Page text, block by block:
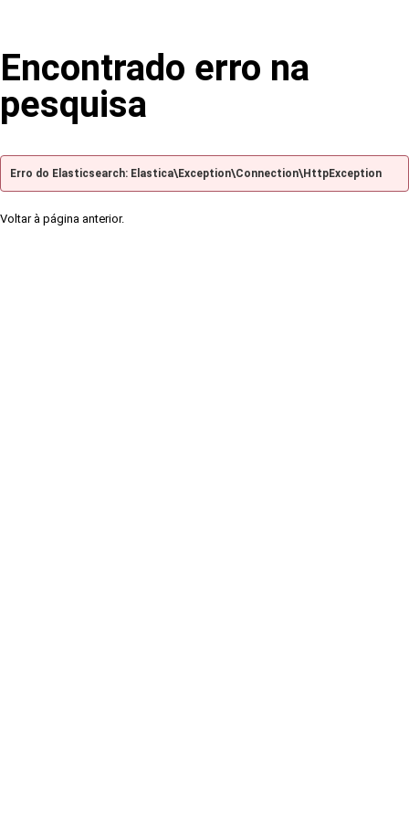
Encontrado erro na
pesquisa
Erro do Elasticsearch: Elastica\Exception\Connection\HttpException
Voltar à página anterior.